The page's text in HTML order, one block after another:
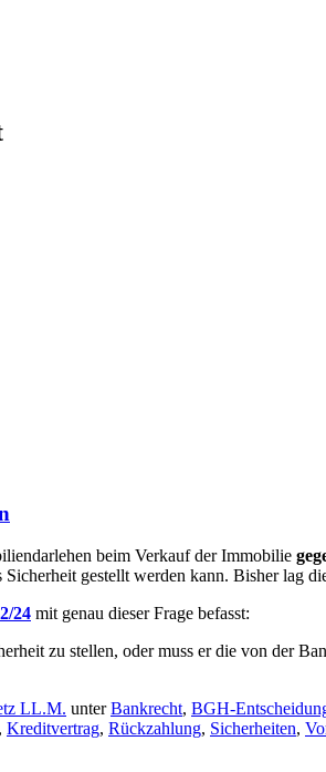
beim Verkauf der Immobilie
Sicherheit gestellt werden kann. Bisher lag
24 mit genau dieser Frage befasst:
zu stellen, oder muss er die von der
LL.M. unterBankrecht, BGH-
, Kreditvertrag, Rückzahlung, Sicherheiten,